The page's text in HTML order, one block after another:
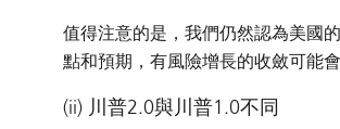
值得注意的是，我們仍然認為美國
點和預期，有風險增長的收斂可能
(ii) 川普2.0與川普1.0不同